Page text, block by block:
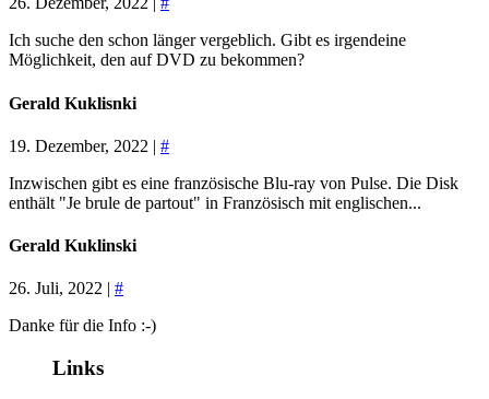
Ich suche den schon länger vergeblich. Gibt es irgendeine
Möglichkeit, den auf DVD zu bekommen?
Gerald Kuklisnki
19. Dezember, 2022 | #
Inzwischen gibt es eine französische Blu-ray von Pulse. Die Disk
enthält "Je brule de partout" in Französisch mit englischen...
Gerald Kuklinski
26. Juli, 2022 | #
Danke für die Info :-)
Links